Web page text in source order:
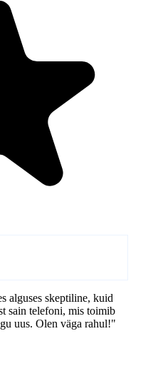
alguses skeptiline, kuid
sain telefoni, mis toimib
uus. Olen väga rahul!"